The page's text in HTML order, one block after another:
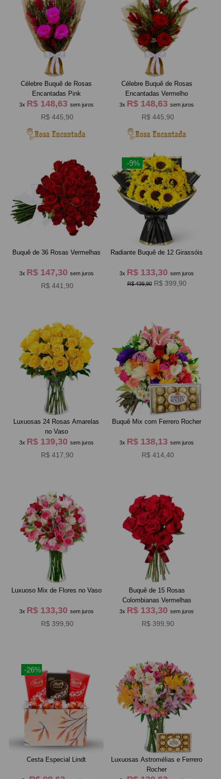
Célebre Buquê de Rosas
Encantadas Pink
3x R$ 148,63 sem juros
R$ 445,90
Célebre Buquê de Rosas
Encantadas Vermelho
3x R$ 148,63sem juros
R$ 445,90
Buquê de 36 Rosas Vermelhas
3x R$ 147,30 sem juros
R$ 441,90
-9%
Radiante Buquê de 12 Girassóis
3x R$ 133,30sem juros
R$ 439,90 R$ 399,90
Luxuosas 24 Rosas Amarelas
no Vaso
3x R$ 139,30 sem juros
R$ 417,90
Buquê Mix com Ferrero Rocher
3x R$ 138,13sem juros
R$ 414,40
Luxuoso Mix de Flores no Vaso
3x R$ 133,30 sem juros
R$ 399,90
Buquê de 15 Rosas
Colombianas Vermelhas
3x R$ 133,30sem juros
R$ 399,90
-26%
Cesta Especial Lindt
Luxuosas Astromélias e Ferrero
Rocher